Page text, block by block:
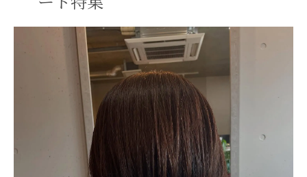
美容室のカウンセリングで理想を形に
西院駅近くの美容室が提案する大人ショート
美容室が提案する上品な大人ショートの特
骨格や髪質に合う美容室のショートカット
美容室で人気の大人女性向けショートの理